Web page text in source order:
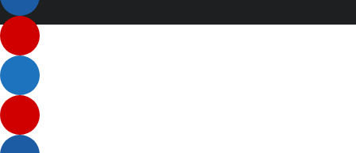
Listenelement #1
Listenelement